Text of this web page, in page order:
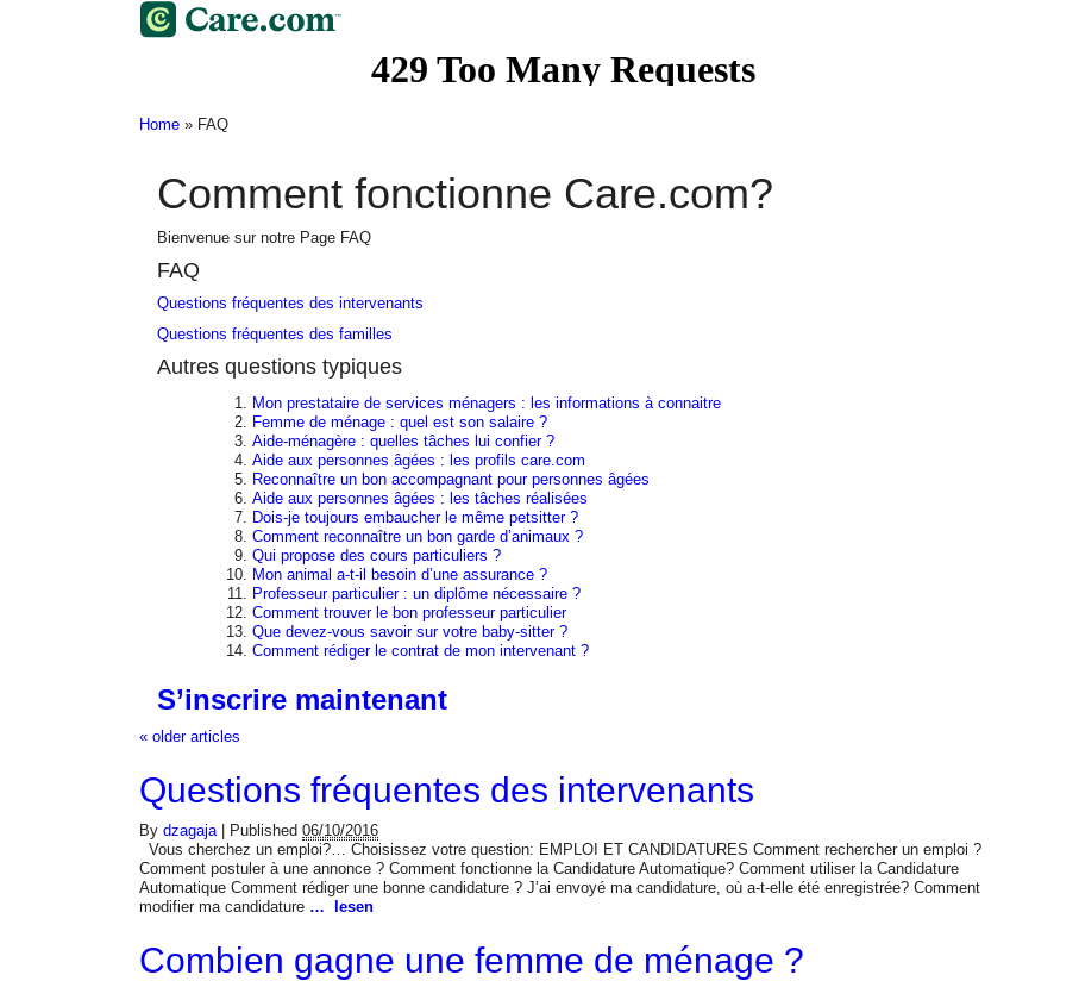
Home » FAQ
Comment fonctionne Care.com?
Bienvenue sur notre Page FAQ
FAQ
Questions fréquentes des intervenants
Questions fréquentes des familles
Autres questions typiques
Mon prestataire de services ménagers : les informations à connaitre
Femme de ménage : quel est son salaire ?
Aide-ménagère : quelles tâches lui confier ?
Aide aux personnes âgées : les profils care.com
Reconnaître un bon accompagnant pour personnes âgées
Aide aux personnes âgées : les tâches réalisées
Dois-je toujours embaucher le même petsitter ?
Comment reconnaître un bon garde d’animaux ?
Qui propose des cours particuliers ?
Mon animal a-t-il besoin d’une assurance ?
Professeur particulier : un diplôme nécessaire ?
Comment trouver le bon professeur particulier
Que devez-vous savoir sur votre baby-sitter ?
Comment rédiger le contrat de mon intervenant ?
S’inscrire maintenant
« older articles
Questions fréquentes des intervenants
By dzagaja Published 06/10/2016
Vous cherchez un emploi?… Choisissez votre question: EMPLOI ET CANDIDATURES Comment rechercher un emploi ?
Comment postuler à une annonce ? Comment fonctionne la Candidature Automatique? Comment utiliser la Candidature
Automatique Comment rédiger une bonne candidature ? J’ai envoyé ma candidature, où a-t-elle été enregistrée? Comment
modifier ma candidature … lesen
Combien gagne une femme de ménage ?